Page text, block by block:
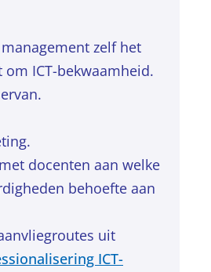
zelf het
ICT-bekwaamheid.
docenten aan welke
behoefte aan
uit
ICT-